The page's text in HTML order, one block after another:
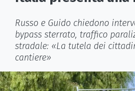
Russo e Guido chiedono
bypass sterrato, traffico
stradale: «La tutela dei
cantiere»